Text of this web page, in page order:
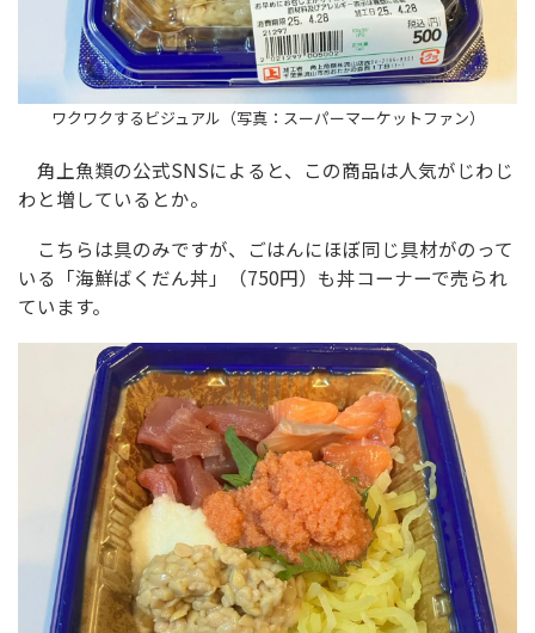
ワクワクするビジュアル（写真：スーパーマーケットファン）
角上魚類の公式SNSによると、この商品は人気がじわじ
わと増しているとか。
こちらは具のみですが、ごはんにほぼ同じ具材がのって
いる「海鮮ばくだん丼」（750円）も丼コーナーで売られ
ています。